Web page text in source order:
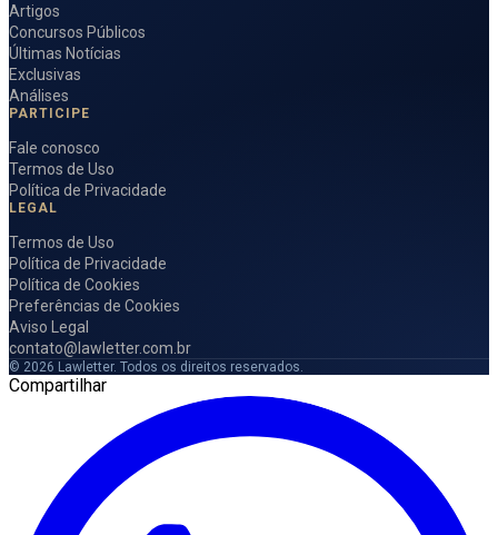
Artigos
Concursos Públicos
Últimas Notícias
Exclusivas
Análises
PARTICIPE
Fale conosco
Termos de Uso
Política de Privacidade
LEGAL
Termos de Uso
Política de Privacidade
Política de Cookies
Preferências de Cookies
Aviso Legal
contato@lawletter.com.br
© 2026 Lawletter. Todos os direitos reservados.
Compartilhar